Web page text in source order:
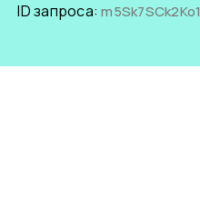
ID запроса:m5Sk7SCk2Ko1